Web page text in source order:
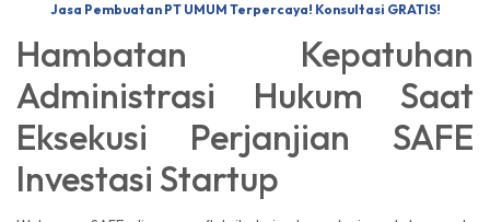
Jasa Pembuatan PT UMUM Terpercaya! Konsultasi GRATIS!
Hambatan Kepatuhan
Administrasi Hukum Saat
Eksekusi Perjanjian SAFE
Investasi Startup